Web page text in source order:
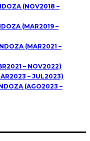
(NOV2018 –
(MAR2019 –
(MAR2021 –
– NOV2022)
– JUL2023)
(AGO2023 –